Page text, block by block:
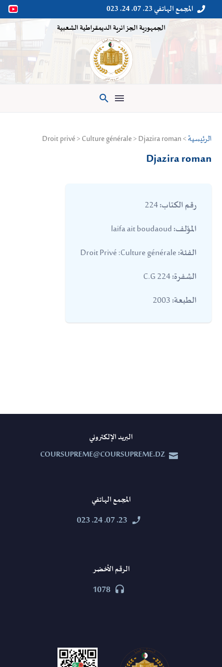

 المجمع الهاتفي 23. 07. 24. 023
الجمهورية الجزائرية الديمقراطية الشعبية

الرئيسية> Droit privé > Culture générale > Djazira roman
Djazira roman
رقم الكتاب:
المؤلف:
الفئة:
الشفرة:
الطبعة:
البريد الإلكتروني


COURSUPREME@COURSUPREME.DZ
المجمع الهاتفي


23. 07. 24. 023
الرقم الأخضر


1078